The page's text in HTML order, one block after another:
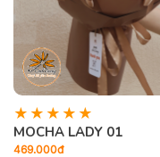
MOCHA LADY 01
469.000đ